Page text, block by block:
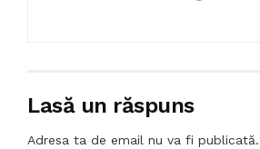
Lasă un răspuns
Adresa ta de email nu va fi publicată.